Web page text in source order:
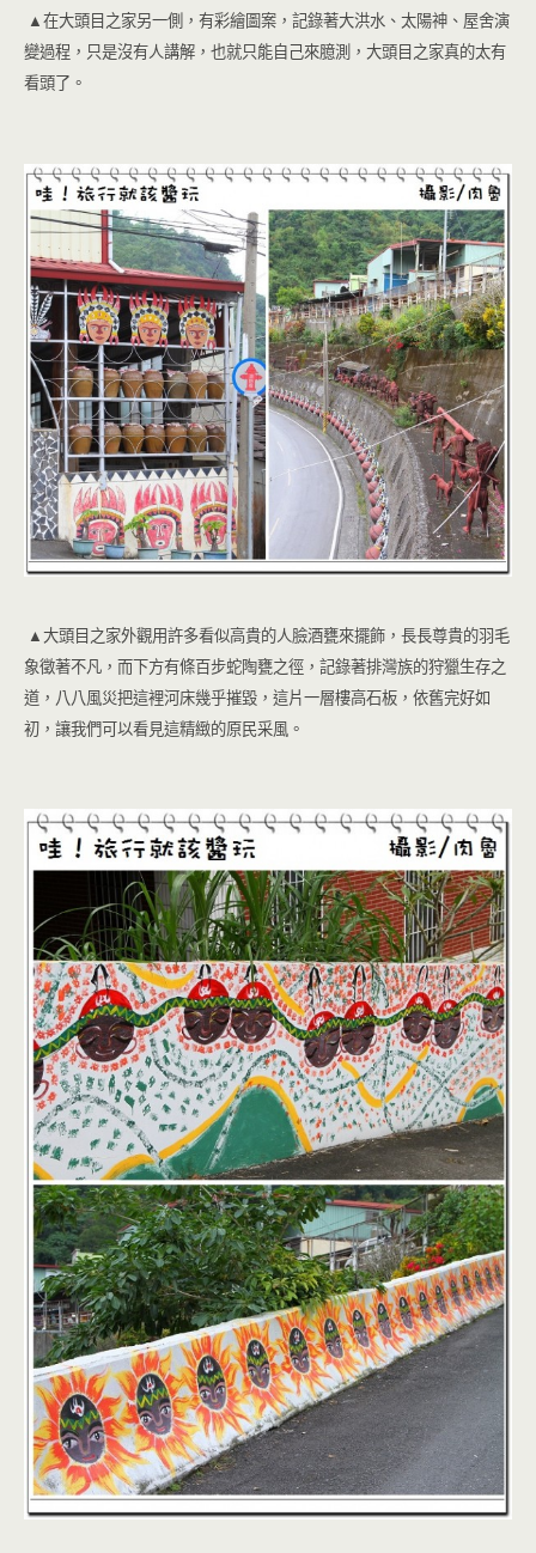
▲在大頭目之家另一側，有彩繪圖案，記錄著大洪水、太陽神、屋舍演
變過程，只是沒有人講解，也就只能自己來臆測，大頭目之家真的太有
看頭了。
▲大頭目之家外觀用許多看似高貴的人臉酒甕來擺飾，長長尊貴的羽毛
象徵著不凡，而下方有條百步蛇陶甕之徑，記錄著排灣族的狩獵生存之
道，八八風災把這裡河床幾乎摧毀，這片一層樓高石板，依舊完好如
初，讓我們可以看見這精緻的原民采風。